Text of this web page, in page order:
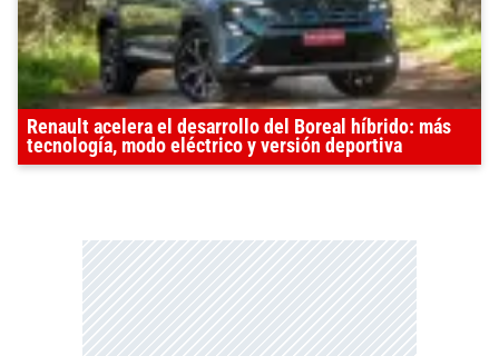
Renault acelera el desarrollo del Boreal híbrido: más
tecnología, modo eléctrico y versión deportiva